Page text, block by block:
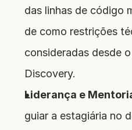
das linhas de código
de como restrições
consideradas desde
Discovery.
Liderança e
guiar a estagiária no